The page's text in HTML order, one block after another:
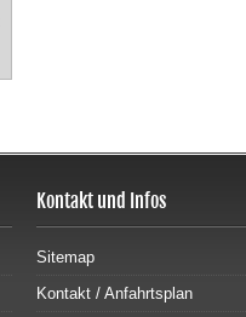
Kontakt und Infos
Sitemap
Kontakt / Anfahrtsplan